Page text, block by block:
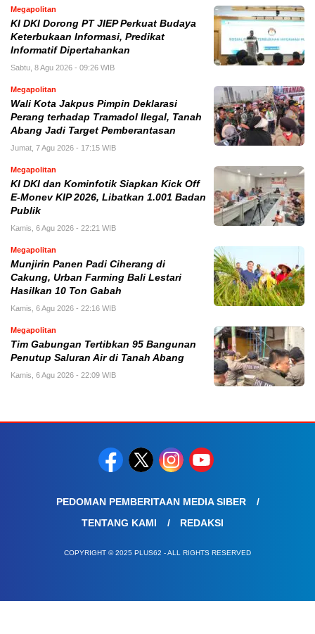
Megapolitan
KI DKI Dorong PT JIEP Perkuat Budaya
Keterbukaan Informasi, Predikat
Informatif Dipertahankan
Sabtu, 8 Agu 2026 - 09:26 WIB
Megapolitan
Wali Kota Jakpus Pimpin Deklarasi
Perang terhadap Tramadol Ilegal, Tanah
Abang Jadi Target Pemberantasan
Jumat, 7 Agu 2026 - 17:15 WIB
Megapolitan
KI DKI dan Kominfotik Siapkan Kick Off
E-Monev KIP 2026, Libatkan 1.001 Badan
Publik
Kamis, 6 Agu 2026 - 22:21 WIB
Megapolitan
Munjirin Panen Padi Ciherang di
Cakung, Urban Farming Bali Lestari
Hasilkan 10 Ton Gabah
Kamis, 6 Agu 2026 - 22:16 WIB
Megapolitan
Tim Gabungan Tertibkan 95 Bangunan
Penutup Saluran Air di Tanah Abang
Kamis, 6 Agu 2026 - 22:09 WIB
PEDOMAN PEMBERITAAN MEDIA SIBER
TENTANG KAMI
REDAKSI
COPYRIGHT © 2025 PLUS62 - ALL RIGHTS RESERVED